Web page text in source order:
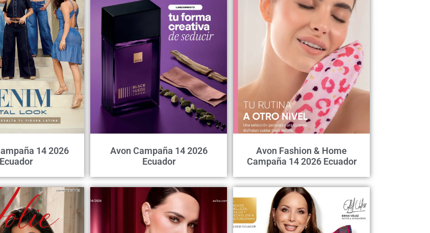
14 2026
Ecuador
Avon Campaña 14 2026
Ecuador
Avon Fashion & Home
Campaña 14 2026 Ecuador